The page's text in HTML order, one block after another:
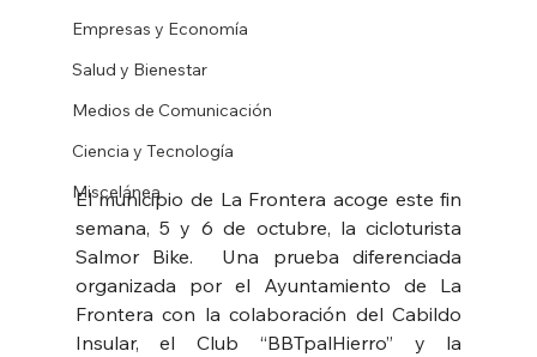
Empresas y Economía
Salud y Bienestar
Medios de Comunicación
Ciencia y Tecnología
Miscelánea
El municipio de La Frontera acoge este fin
semana, 5 y 6 de octubre, la cicloturista
Salmor Bike.  Una prueba diferenciada
organizada por el Ayuntamiento de La
Frontera con la colaboración del Cabildo
Insular, el Club “BBTpalHierro” y la